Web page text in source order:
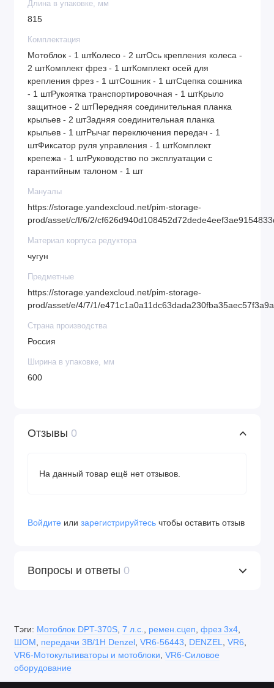
плоскостях (по горизонтали и по вертикали).
пользователя.
Надежность — усиленный шестеренчато-
цепной редуктор выполнен из чугуна.
Повышенная проходимость — пневматические
колеса с агрессивным протектором облегчают
работу с навесным оборудованием и
транспортировку техники.
Гарантия 3 года — высокое качество мотоблока
подтверждено производителем.
Длина в упаковке, мм
815
Комплектация
Мотоблок - 1 штКолесо - 2 штОсь крепления колеса -
2 штКомплект фрез - 1 штКомплект осей для
крепления фрез - 1 штСошник - 1 штСцепка сошника
- 1 штРукоятка транспортировочная - 1 штКрыло
защитное - 2 штПередняя соединительная планка
крыльев - 2 штЗадняя соединительная планка
крыльев - 1 штРычаг переключения передач - 1
штФиксатор руля управления - 1 штКомплект
крепежа - 1 штРуководство по эксплуатации с
гарантийным талоном - 1 шт
Мануалы
https://storage.yandexcloud.net/pim-storage-
prod/asset/c/f/6/2/
Материал корпуса редуктора
чугун
Предметные
https://storage.yandexcloud.net/pim-storage-
prod/asset/e/4/7/1/
Страна производства
Россия
Ширина в упаковке, мм
600
Отзывы 0
На данный товар ещё нет отзывов.
Войдите или зарегистрируйтесь чтобы оставить отзыв
Вопросы и ответы 0
Тэги: Мотоблок DPT-370S, 7 л.с., ремен.сцеп, фрез 3х4,
ШОМ, передачи 3В/1Н Denzel, VR6-56443, DENZEL, VR6,
VR6-Мотокультиваторы и мотоблоки, VR6-Силовое
оборудование